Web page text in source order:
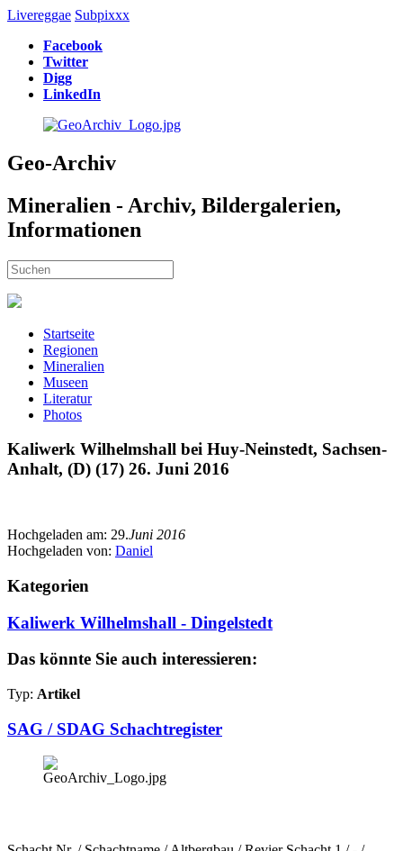
Livereggae Subpixxx
Facebook
Twitter
Digg
LinkedIn
Geo-Archiv
Mineralien - Archiv, Bildergalerien,
Informationen
Startseite
Regionen
Mineralien
Museen
Literatur
Photos
Kaliwerk Wilhelmshall bei Huy-Neinstedt, Sachsen-
Anhalt, (D) (17) 26. Juni 2016
Hochgeladen am: 29.Juni 2016
Hochgeladen von: Daniel
Kategorien
Kaliwerk Wilhelmshall - Dingelstedt
Das könnte Sie auch interessieren:
Typ: Artikel
SAG / SDAG Schachtregister